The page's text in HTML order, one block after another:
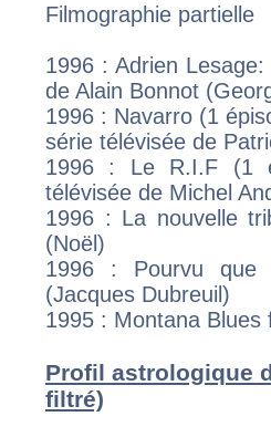
Filmographie partielle
1996 : Adrien
de Alain Bonnot
1996 : Navarro (1
série télévisée de
1996 : Le R.I.F (1
télévisée de Michel
1996 : La nouvelle
(Noël)
1996 : Pourvu que
(Jacques Dubreuil)
1995 : Montana Blues
Profil astrologique
filtré)